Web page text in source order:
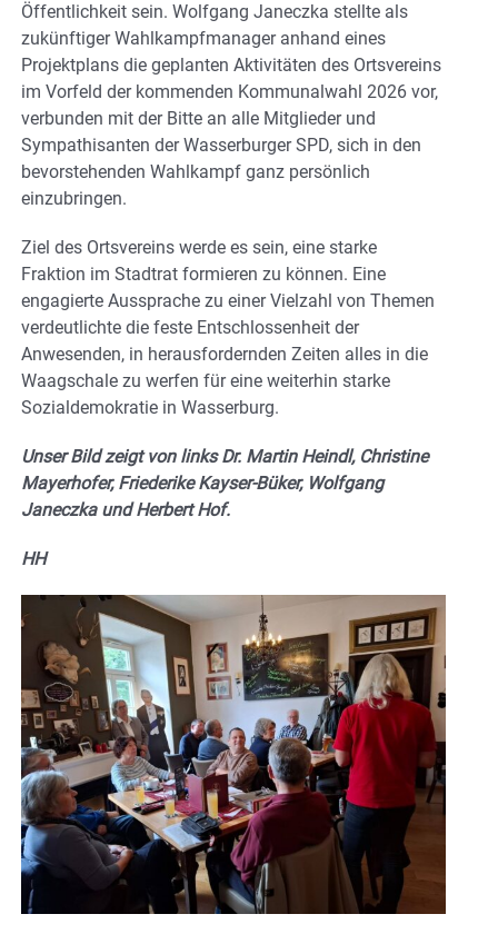
Öffentlichkeit sein. Wolfgang Janeczka stellte als
zukünftiger Wahlkampfmanager anhand eines
Projektplans die geplanten Aktivitäten des Ortsvereins
im Vorfeld der kommenden Kommunalwahl 2026 vor,
verbunden mit der Bitte an alle Mitglieder und
Sympathisanten der Wasserburger SPD, sich in den
bevorstehenden Wahlkampf ganz persönlich
einzubringen.
Ziel des Ortsvereins werde es sein, eine starke
Fraktion im Stadtrat formieren zu können. Eine
engagierte Aussprache zu einer Vielzahl von Themen
verdeutlichte die feste Entschlossenheit der
Anwesenden, in herausfordernden Zeiten alles in die
Waagschale zu werfen für eine weiterhin starke
Sozialdemokratie in Wasserburg.
Unser Bild zeigt von links Dr. Martin Heindl, Christine
Mayerhofer, Friederike Kayser-Büker, Wolfgang
Janeczka und Herbert Hof.
HH